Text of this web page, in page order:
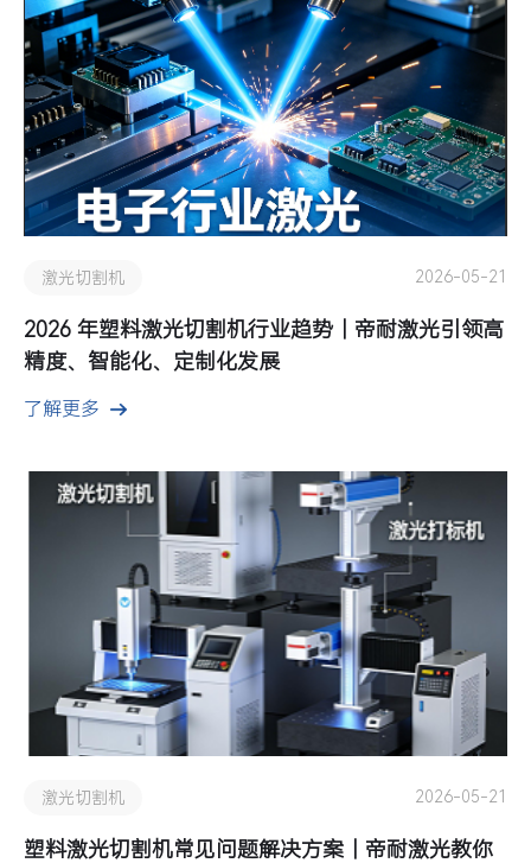
激光切割机 2026-05-21
2026 年塑料激光切割机行业趋势｜帝耐激光引领高
精度、智能化、定制化发展
了解更多
激光切割机 2026-05-21
塑料激光切割机常见问题解决方案｜帝耐激光教你